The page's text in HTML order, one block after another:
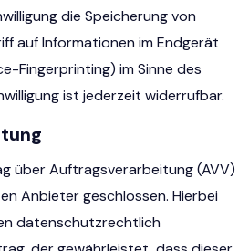
die Speicherung von
auf Informationen im Endgerät
Fingerprinting) im Sinne des
ist jederzeit widerrufbar.
über Auftragsverarbeitung (AVV)
Anbieter geschlossen. Hierbei
datenschutzrechtlich